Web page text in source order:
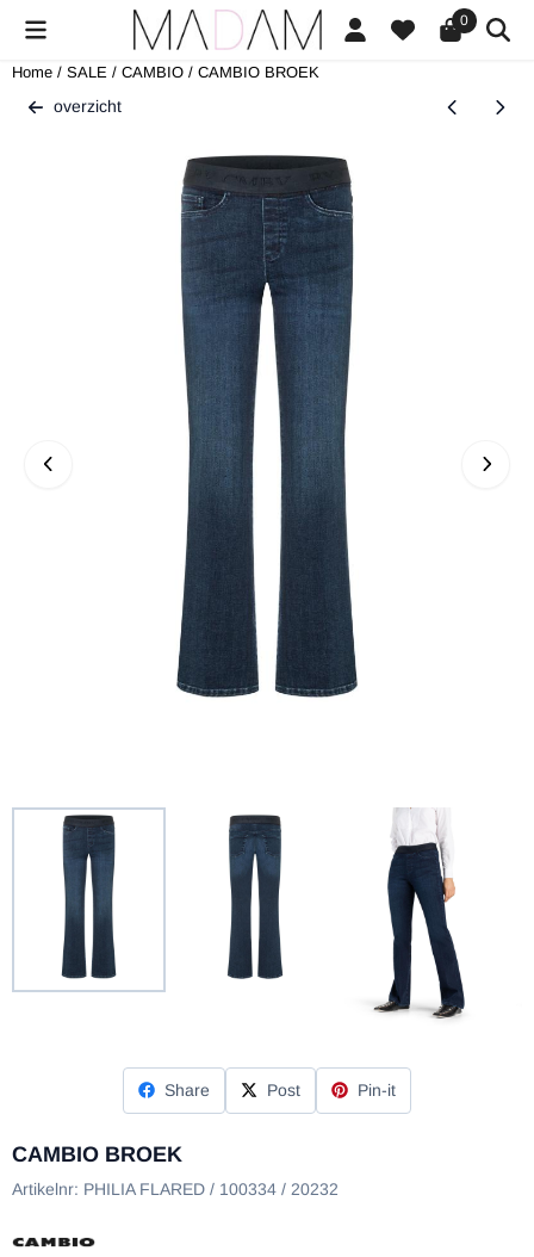
Cookievoorkeuren zijn beschikbaar. Kies instellingen of sta alle
0
Home / SALE / CAMBIO / CAMBIO BROEK
overzicht
Share Post Pin-it
CAMBIO BROEK
Artikelnr: PHILIA FLARED / 100334 / 20232